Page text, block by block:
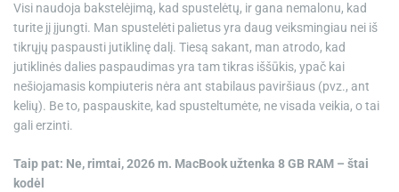
Visi naudoja bakstelėjimą, kad spustelėtų, ir gana nemalonu, kad
turite jį įjungti. Man spustelėti palietus yra daug veiksmingiau nei iš
tikrųjų paspausti jutiklinę dalį. Tiesą sakant, man atrodo, kad
jutiklinės dalies paspaudimas yra tam tikras iššūkis, ypač kai
nešiojamasis kompiuteris nėra ant stabilaus paviršiaus (pvz., ant
kelių). Be to, paspauskite, kad spusteltumėte, ne visada veikia, o tai
gali erzinti.
Taip pat: Ne, rimtai, 2026 m. MacBook užtenka 8 GB RAM – štai
kodėl